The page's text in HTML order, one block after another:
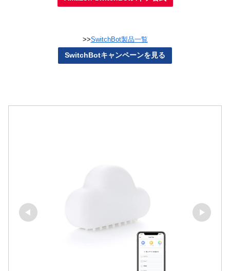
>>SwitchBot製品一覧
SwitchBotキャンペーンを見る